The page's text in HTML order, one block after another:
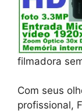
filmadora
Com seus
profissional,